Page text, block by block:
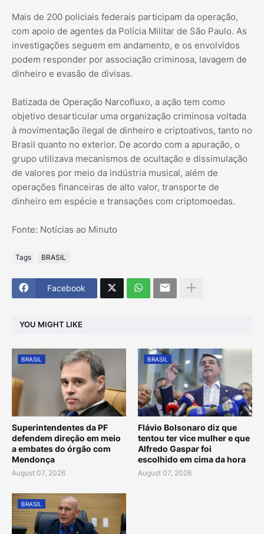
Mais de 200 policiais federais participam da operação,
com apoio de agentes da Polícia Militar de São Paulo. As
investigações seguem em andamento, e os envolvidos
podem responder por associação criminosa, lavagem de
dinheiro e evasão de divisas.
Batizada de Operação Narcofluxo, a ação tem como
objetivo desarticular uma organização criminosa voltada
à movimentação ilegal de dinheiro e criptoativos, tanto no
Brasil quanto no exterior. De acordo com a apuração, o
grupo utilizava mecanismos de ocultação e dissimulação
de valores por meio da indústria musical, além de
operações financeiras de alto valor, transporte de
dinheiro em espécie e transações com criptomoedas.
Fonte: Notícias ao Minuto
Tags BRASIL
Facebook
YOU MIGHT LIKE
BRASIL
Superintendentes da PF
defendem direção em meio
a embates do órgão com
Mendonça
August 07, 2026
BRASIL
Flávio Bolsonaro diz que
tentou ter vice mulher e que
Alfredo Gaspar foi
escolhido em cima da hora
August 07, 2026
BRASIL